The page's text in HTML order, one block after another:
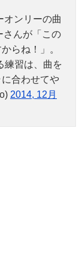
ンリーの曲
さんが「この
らね！」。
練習は、曲を
合わせてや
2014, 12月